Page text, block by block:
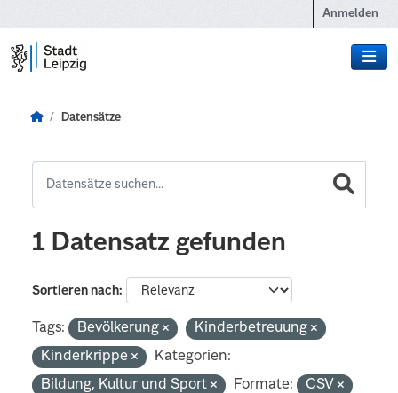
Anmelden
Datensätze
1 Datensatz gefunden
Sortieren nach
Tags: Bevölkerung
Kinderbetreuung
Kinderkrippe
Kategorien:
Bildung, Kultur und Sport
Formate: CSV